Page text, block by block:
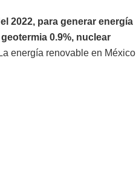
2022, para generar energía
0.9%, nuclear
energía renovable en México